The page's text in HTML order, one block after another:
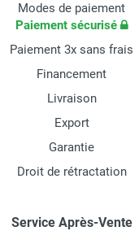
Modes de paiement
Paiement sécurisé
Paiement 3x sans frais
Financement
Livraison
Export
Garantie
Droit de rétractation
Service Après-Vente